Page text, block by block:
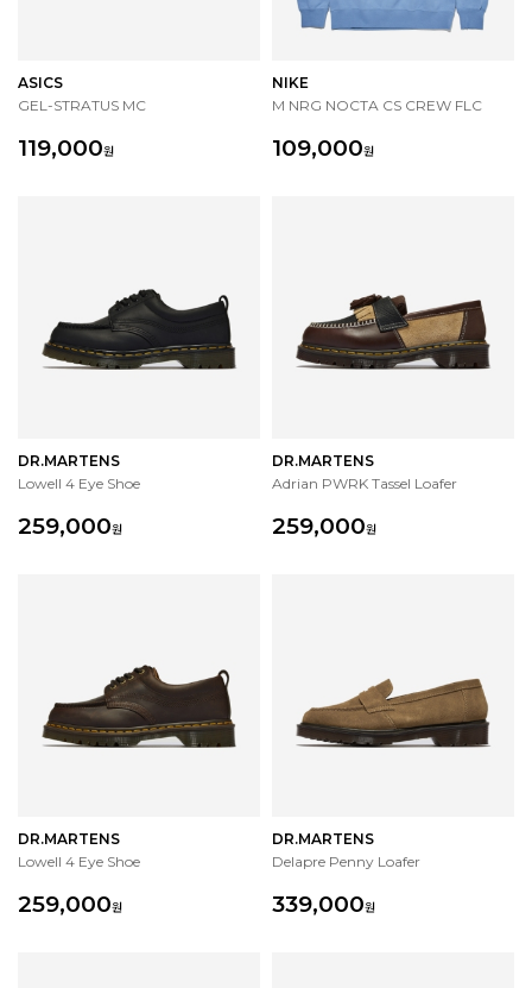
ASICS
GEL-STRATUS MC
119,000원
NIKE
M NRG NOCTA CS CREW FLC
109,000원
DR.MARTENS
Lowell 4 Eye Shoe
259,000원
DR.MARTENS
Adrian PWRK Tassel Loafer
259,000원
DR.MARTENS
Lowell 4 Eye Shoe
259,000원
DR.MARTENS
Delapre Penny Loafer
339,000원